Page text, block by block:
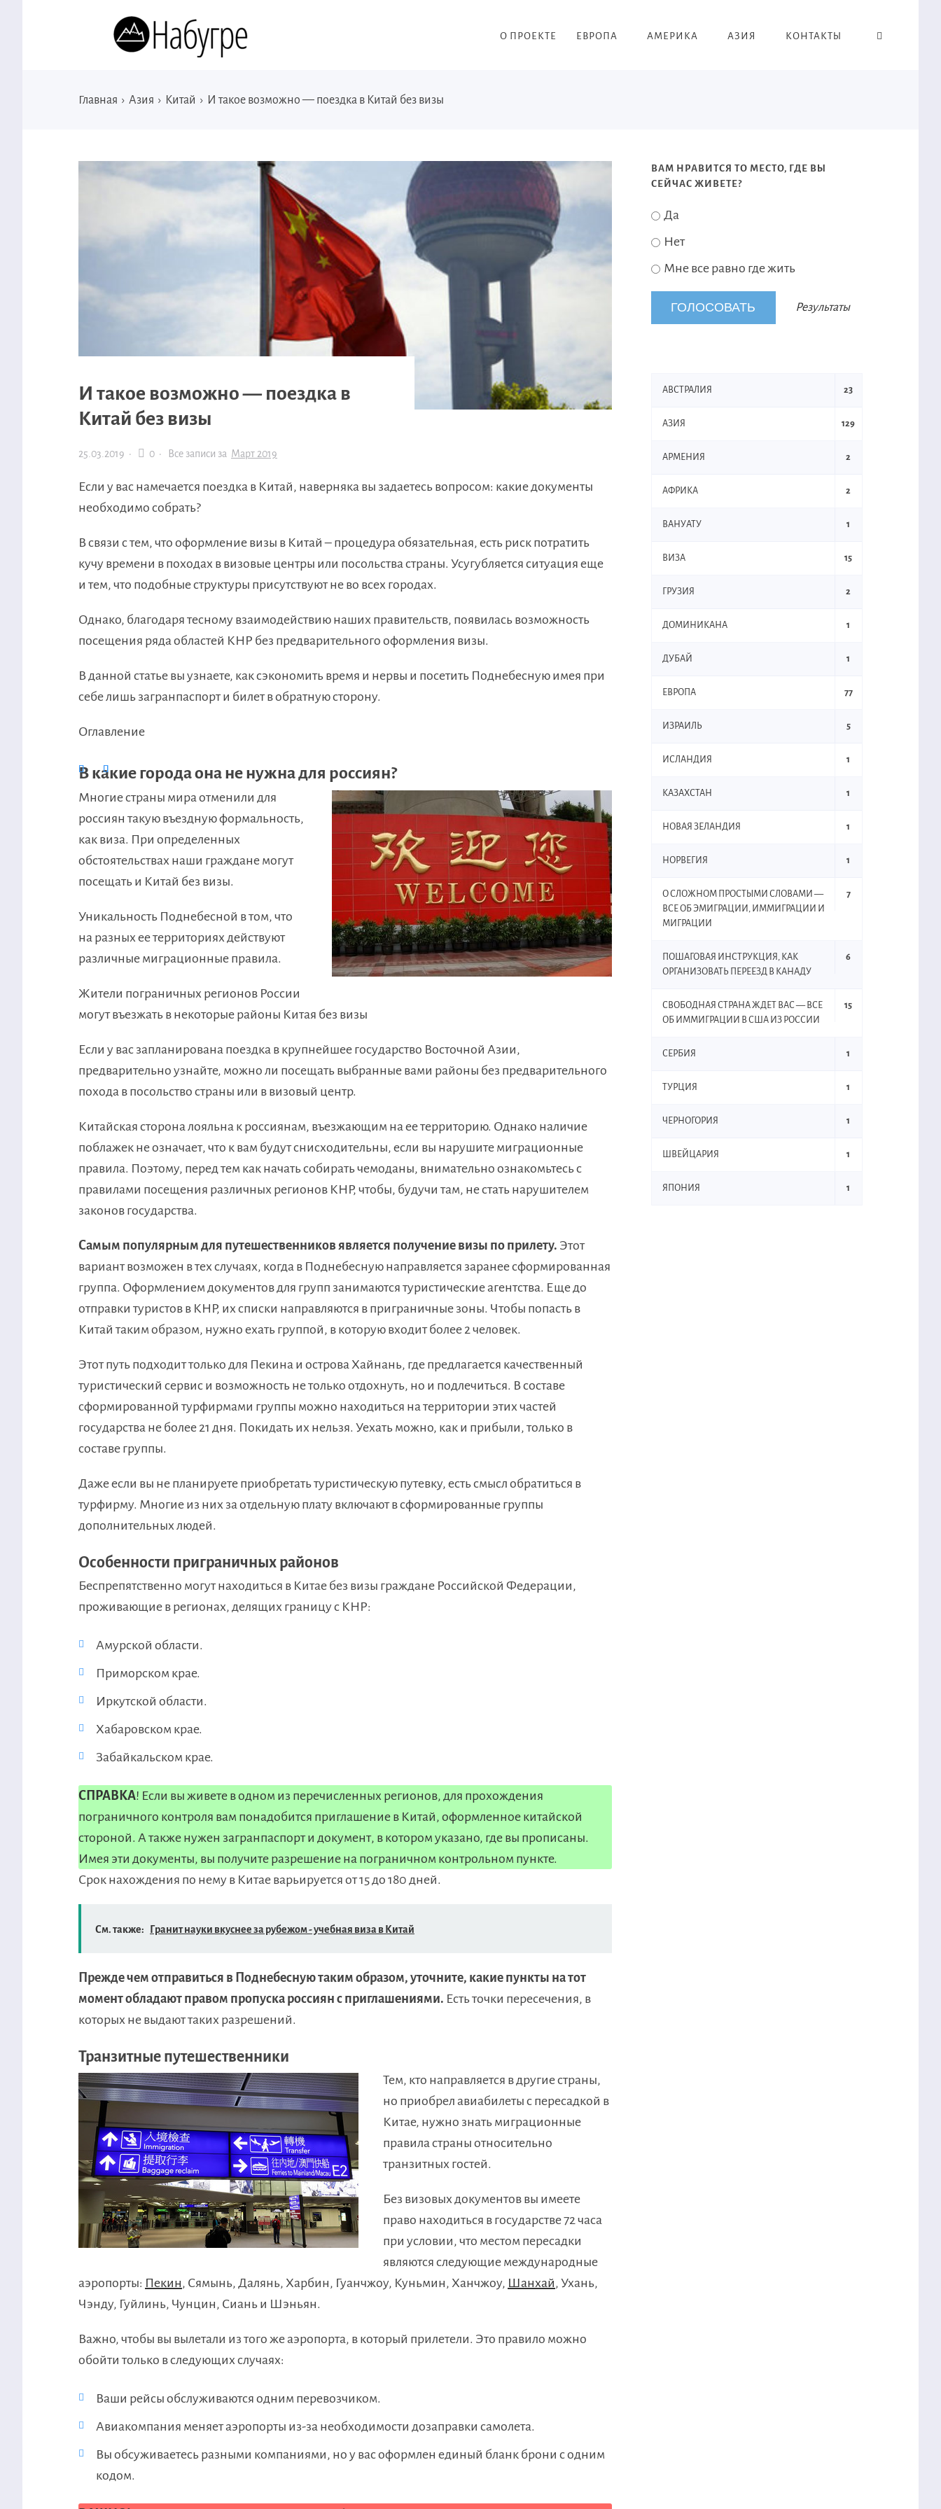
О ПРОЕКТЕ ЕВРОПА АМЕРИКА АЗИЯ КОНТАКТЫ
Главная › Азия › Китай › И такое возможно — поездка в Китай без визы
И такое возможно — поездка в
Китай без визы
25.03.2019 · 0 · Все записи за Март 2019
Если у вас намечается поездка в Китай, наверняка вы задаетесь вопросом: какие документы
необходимо собрать?
В связи с тем, что оформление визы в Китай – процедура обязательная, есть риск потратить
кучу времени в походах в визовые центры или посольства страны. Усугубляется ситуация еще
и тем, что подобные структуры присутствуют не во всех городах.
Однако, благодаря тесному взаимодействию наших правительств, появилась возможность
посещения ряда областей КНР без предварительного оформления визы.
В данной статье вы узнаете, как сэкономить время и нервы и посетить Поднебесную имея при
себе лишь загранпаспорт и билет в обратную сторону.
Оглавление
В какие города она не нужна для россиян?
Многие страны мира отменили для
россиян такую въездную формальность,
как виза. При определенных
обстоятельствах наши граждане могут
посещать и Китай без визы.
Уникальность Поднебесной в том, что
на разных ее территориях действуют
различные миграционные правила.
Жители пограничных регионов России
могут въезжать в некоторые районы Китая без визы
Если у вас запланирована поездка в крупнейшее государство Восточной Азии,
предварительно узнайте, можно ли посещать выбранные вами районы без предварительного
похода в посольство страны или в визовый центр.
Китайская сторона лояльна к россиянам, въезжающим на ее территорию. Однако наличие
поблажек не означает, что к вам будут снисходительны, если вы нарушите миграционные
правила. Поэтому, перед тем как начать собирать чемоданы, внимательно ознакомьтесь с
правилами посещения различных регионов КНР, чтобы, будучи там, не стать нарушителем
законов государства.
Самым популярным для путешественников является получение визы по прилету. Этот
вариант возможен в тех случаях, когда в Поднебесную направляется заранее сформированная
группа. Оформлением документов для групп занимаются туристические агентства. Еще до
отправки туристов в КНР, их списки направляются в приграничные зоны. Чтобы попасть в
Китай таким образом, нужно ехать группой, в которую входит более 2 человек.
Этот путь подходит только для Пекина и острова Хайнань, где предлагается качественный
туристический сервис и возможность не только отдохнуть, но и подлечиться. В составе
сформированной турфирмами группы можно находиться на территории этих частей
государства не более 21 дня. Покидать их нельзя. Уехать можно, как и прибыли, только в
составе группы.
Даже если вы не планируете приобретать туристическую путевку, есть смысл обратиться в
турфирму. Многие из них за отдельную плату включают в сформированные группы
дополнительных людей.
Особенности приграничных районов
Беспрепятственно могут находиться в Китае без визы граждане Российской Федерации,
проживающие в регионах, делящих границу с КНР:
Амурской области.
Приморском крае.
Иркутской области.
Хабаровском крае.
Забайкальском крае.
СПРАВКА! Если вы живете в одном из перечисленных регионов, для прохождения
пограничного контроля вам понадобится приглашение в Китай, оформленное китайской
стороной. А также нужен загранпаспорт и документ, в котором указано, где вы прописаны.
Имея эти документы, вы получите разрешение на пограничном контрольном пункте.
Срок нахождения по нему в Китае варьируется от 15 до 180 дней.
См. также: Гранит науки вкуснее за рубежом - учебная виза в Китай
Прежде чем отправиться в Поднебесную таким образом, уточните, какие пункты на тот
момент обладают правом пропуска россиян с приглашениями. Есть точки пересечения, в
которых не выдают таких разрешений.
Транзитные путешественники
Тем, кто направляется в другие страны,
но приобрел авиабилеты с пересадкой в
Китае, нужно знать миграционные
правила страны относительно
транзитных гостей.
Без визовых документов вы имеете
право находиться в государстве 72 часа
при условии, что местом пересадки
являются следующие международные
аэропорты: Пекин, Сямынь, Далянь, Харбин, Гуанчжоу, Куньмин, Ханчжоу, Шанхай, Ухань,
Чэнду, Гуйлинь, Чунцин, Сиань и Шэньян.
Важно, чтобы вы вылетали из того же аэропорта, в который прилетели. Это правило можно
обойти только в следующих случаях:
Ваши рейсы обслуживаются одним перевозчиком.
Авиакомпания меняет аэропорты из-за необходимости дозаправки самолета.
Вы обсуживаетесь разными компаниями, но у вас оформлен единый бланк брони с одним
кодом.
ВАМ НРАВИТСЯ ТО МЕСТО, ГДЕ ВЫ
СЕЙЧАС ЖИВЕТЕ?
Да
Нет
Мне все равно где жить
Результаты
АВСТРАЛИЯ 23
АЗИЯ 129
АРМЕНИЯ 2
АФРИКА 2
ВАНУАТУ 1
ВИЗА 15
ГРУЗИЯ 2
ДОМИНИКАНА 1
ДУБАЙ 1
ЕВРОПА 77
ИЗРАИЛЬ 5
ИСЛАНДИЯ 1
КАЗАХСТАН 1
НОВАЯ ЗЕЛАНДИЯ 1
НОРВЕГИЯ 1
О СЛОЖНОМ ПРОСТЫМИ СЛОВАМИ —
ВСЕ ОБ ЭМИГРАЦИИ, ИММИГРАЦИИ И
МИГРАЦИИ
7
ПОШАГОВАЯ ИНСТРУКЦИЯ, КАК
ОРГАНИЗОВАТЬ ПЕРЕЕЗД В КАНАДУ
6
СВОБОДНАЯ СТРАНА ЖДЕТ ВАС — ВСЕ
ОБ ИММИГРАЦИИ В США ИЗ РОССИИ
15
СЕРБИЯ 1
ТУРЦИЯ 1
ЧЕРНОГОРИЯ 1
ШВЕЙЦАРИЯ 1
ЯПОНИЯ 1